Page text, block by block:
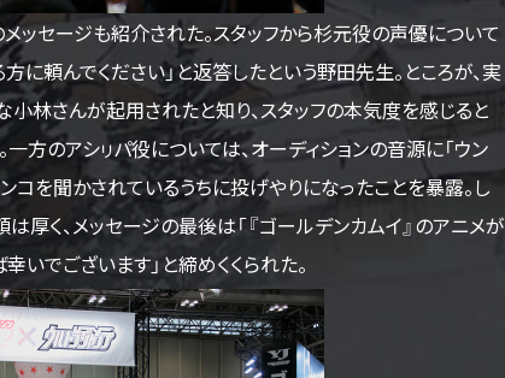
ッセージも紹介された。スタッフから杉元役の声優について
頼んでください」と返答したという野田先生。ところが、実
林さんが起用されたと知り、スタッフの本気度を感じると
方のアシㇼパ役については、オーディションの音源に「ウン
コを聞かされているうちに投げやりになったことを暴露。し
く、メッセージの最後は「『ゴールデンカムイ』のアニメが
でございます」と締めくくられた。